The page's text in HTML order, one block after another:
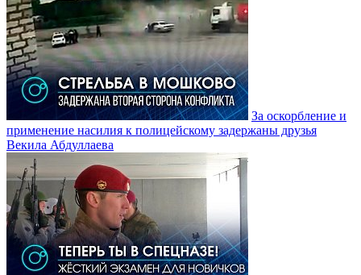
За оскорбление и
применение насилия к полицейскому задержаны друзья
Векила Абдуллаева